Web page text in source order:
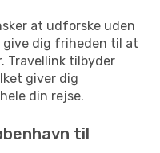
at udforske uden
give dig friheden til at
Travellink tilbyder
giver dig
din rejse.
til